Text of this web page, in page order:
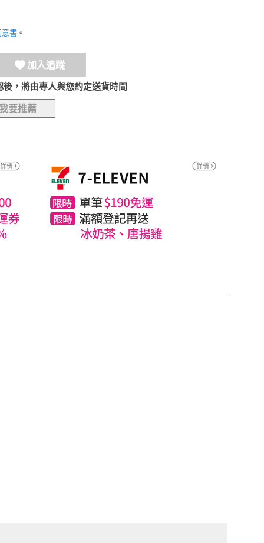
書 。
加入追蹤
，將由專人與您約定送貨時間
我要推薦